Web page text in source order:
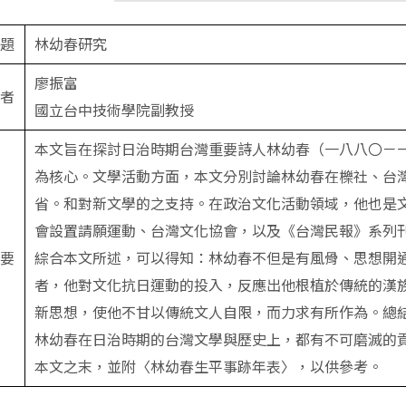
林幼春研究
廖振富
國立台中技術學院副教授
本文旨在探討日治時期台灣重要詩人林幼春（一八八〇
為核心。文學活動方面，本文分別討論林幼春在櫟社、
省。和對新文學的之支持。在政治文化活動領域，他也
會設置請願運動、台灣文化協會，以及《台灣民報》系列
綜合本文所述，可以得知：林幼春不但是有風骨、思想
者，他對文化抗日運動的投入，反應出他根植於傳統的
新思想，使他不甘以傳統文人自限，而力求有所作為。
林幼春在日治時期的台灣文學與歷史上，都有不可磨滅的
本文之末，並附〈林幼春生平事跡年表〉，以供參考。